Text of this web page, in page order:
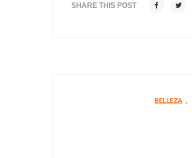
SHARE THIS POST
BELLEZA ,